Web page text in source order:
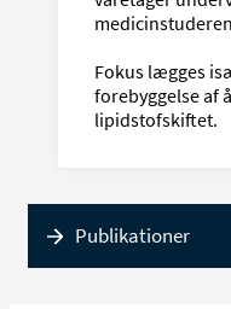
Fokus lægges
forebyggelse af
lipidstofskiftet.
Publikationer